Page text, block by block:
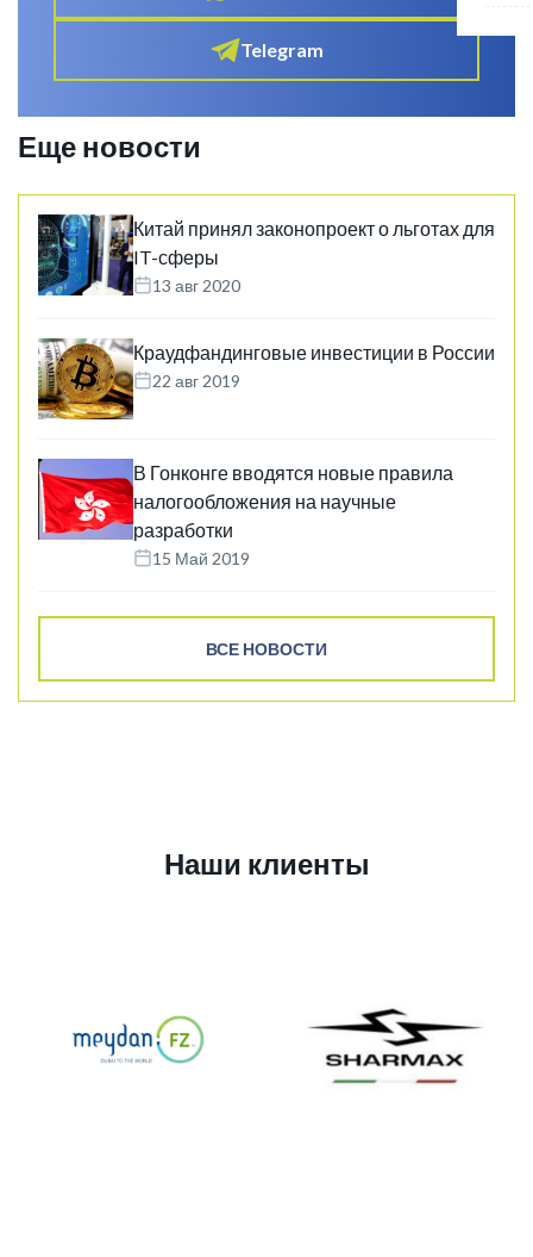
Telegram
Еще новости
Китай принял законопроект о льготах для
IT-сферы
13 авг 2020
Краудфандинговые инвестиции в России
22 авг 2019
В Гонконге вводятся новые правила
налогообложения на научные
разработки
15 Май 2019
ВСЕ НОВОСТИ
Наши клиенты